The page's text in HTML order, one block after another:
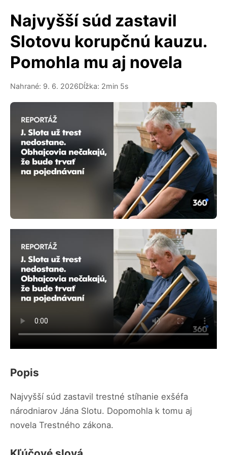
Najvyšší súd zastavil
Slotovu korupčnú kauzu.
Pomohla mu aj novela
Nahrané: 9. 6. 2026Dĺžka: 2min 5s
Popis
Najvyšší súd zastavil trestné stíhanie exšéfa
národniarov Jána Slotu. Dopomohla k tomu aj
novela Trestného zákona.